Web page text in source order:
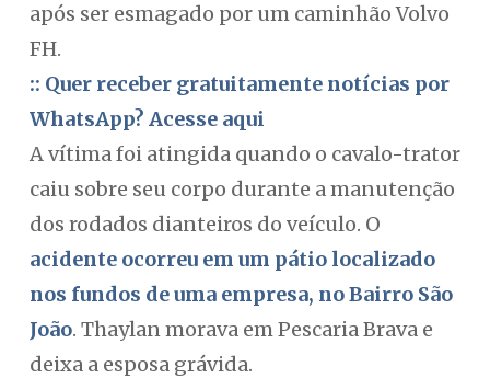
após ser esmagado por um caminhão Volvo
FH.
:: Quer receber gratuitamente notícias por
WhatsApp? Acesse aqui
A vítima foi atingida quando o cavalo-trator
caiu sobre seu corpo durante a manutenção
dos rodados dianteiros do veículo. O
acidente ocorreu em um pátio localizado
nos fundos de uma empresa, no Bairro São
João. Thaylan morava em Pescaria Brava e
deixa a esposa grávida.